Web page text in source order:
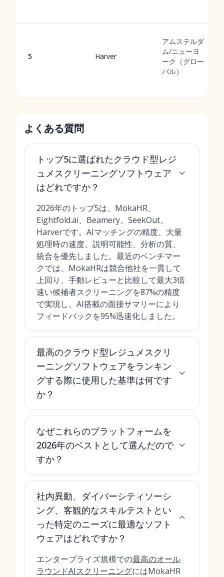
5 Harver
アムステルダ
ム/ニューヨ
ーク（グロー
バル）
よくある質問
トップ5に選ばれたクラウド型レジ
ュメスクリーニングソフトウェア
はどれですか？
2026年のトップ5は、MokaHR、
Eightfold.ai、Beamery、SeekOut、
Harverです。AIマッチングの精度、大量
処理時の速度、説明可能性、分析の質、
統合を優先しました。最近のベンチマー
クでは、MokaHRは競合他社を一貫して
上回り、手動レビューと比較して最大3倍
速い候補者スクリーニングを87%の精度
で実現し、AI搭載の面接サマリーにより
フィードバックを95%迅速化しました。
最高のクラウド型レジュメスクリ
ーニングソフトウェアをランキン
グする際に使用した基準は何です
か？
なぜこれらのプラットフォームを
2026年のベストとして選んだので
すか？
社内異動、ダイバーシティソーシ
ング、客観的なスキルテストとい
った特定のニーズに最適なソフト
ウェアはどれですか？
エンタープライズ規模での最高のオール
ラウンドAIスクリーニングにはMokaHR